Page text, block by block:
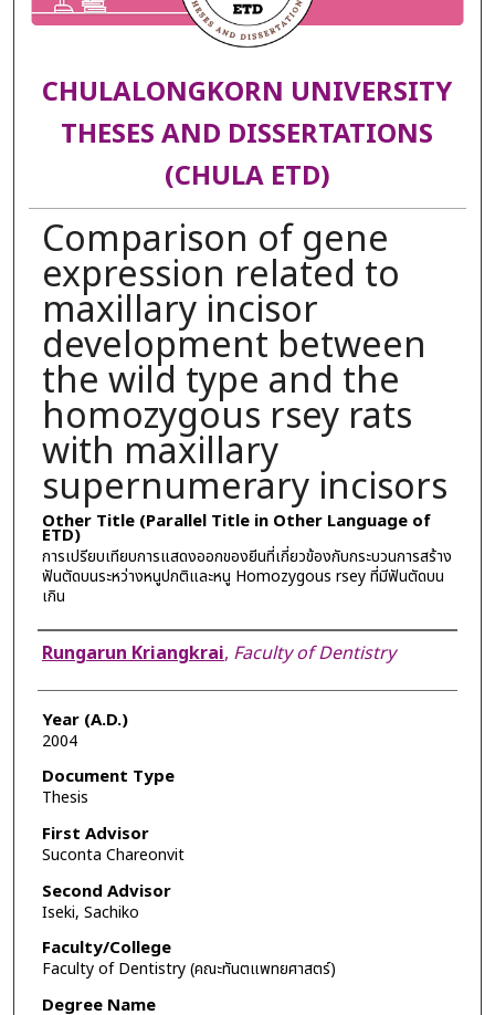
CHULALONGKORN UNIVERSITY
THESES AND DISSERTATIONS
(CHULA ETD)
Comparison of gene
expression related to
maxillary incisor
development between
the wild type and the
homozygous rsey rats
with maxillary
supernumerary incisors
Other Title (Parallel Title in Other Language of
ETD)
การเปรียบเทียบการแสดงออกของยีนที่เกี่ยวข้องกับกระบวนการสร้าง
ฟันตัดบนระหว่างหนูปกติและหนู Homozygous rsey ที่มีฟันตัดบน
เกิน
Author
Rungarun Kriangkrai, Faculty of Dentistry
Year (A.D.)
2004
Document Type
Thesis
First Advisor
Suconta Chareonvit
Second Advisor
Iseki, Sachiko
Faculty/College
Faculty of Dentistry (คณะทันตแพทยศาสตร์)
Degree Name